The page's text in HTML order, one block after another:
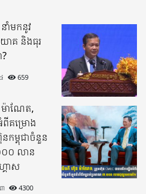
ាំមកនូវ
យោគ និងធុរ
659
ាណែត,
គម្រោង
ម្ពុជាចំនួន
០០ លាន
គាស
៣​ 4300